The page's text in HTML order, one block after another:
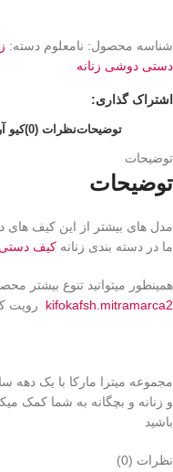
شناسه محصول: نامعلوم دسته:
دستی دوشی زنانه
اشتراک گذاری:
توضیحاتنظرات (0) کیو
توضیحات
توضیحات
مدل های بیشتر از این کیف
ما در دسته بندی زنانه کیف
همینطور میتوانید تنوع بیشتر
kifokafsh.mitramarca2 رویت
مجموعه میترا مارکا با یک دهه
و زنانه و بچگانه به شما کمک
باشید
نظرات (0)